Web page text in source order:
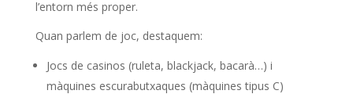
l’entorn més proper.
Quan parlem de joc, destaquem:
Jocs de casinos (ruleta, blackjack, bacarà…) i
màquines escurabutxaques (màquines tipus C)